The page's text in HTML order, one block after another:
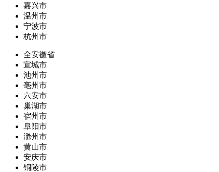
嘉兴市
温州市
宁波市
杭州市
全安徽省
宣城市
池州市
亳州市
六安市
巢湖市
宿州市
阜阳市
滁州市
黄山市
安庆市
铜陵市